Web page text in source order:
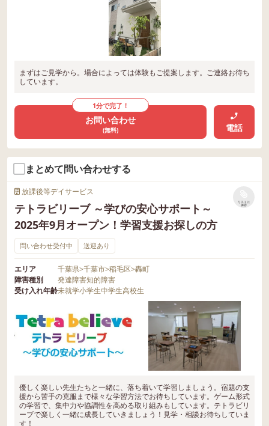
まずはご見学から。場合によっては体験もご提案します。ご連絡お待ち
しています。
1分で完了！
お問い合わせ
(無料) 電話
まとめて問い合わせする
放課後等デイサービス
テトラビリーブ ～学びの安心サポート～
2025年9月オープン！学習支援お探しの方
リストに
保存
問い合わせ受付中 送迎あり
エリア 千葉県>千葉市>稲毛区>轟町
障害種別
発達障害知的障害
受け入れ年齢未就学小学生中学生高校生
優しく楽しい先生たちと一緒に、落ち着いて学習しましょう。宿題の支
援から苦手の克服まで様々な学習方法でお待ちしています。ゲーム形式
の学習で、集中力や協調性を高める取り組みもしています。テトラビリ
ーブで楽しく一緒に成長していきましょう！見学・相談お待ちしていま
す！